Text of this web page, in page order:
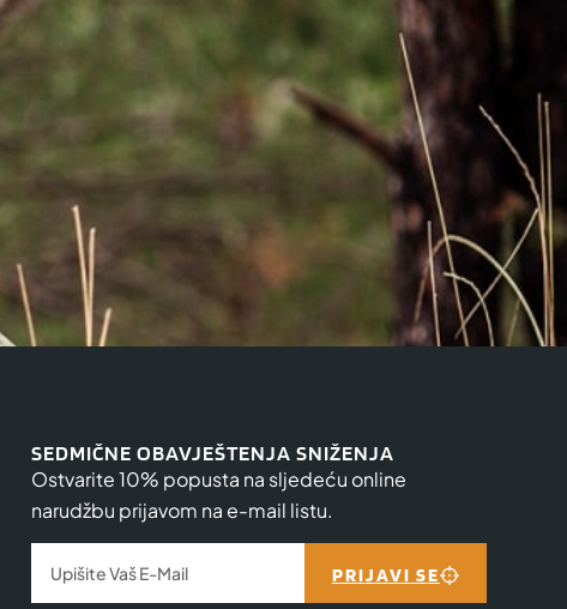
SEDMIČNE OBAVJEŠTENJA SNIŽENJA
Ostvarite 10% popusta na sljedeću online
narudžbu prijavom na e-mail listu.
PRIJAVI SE